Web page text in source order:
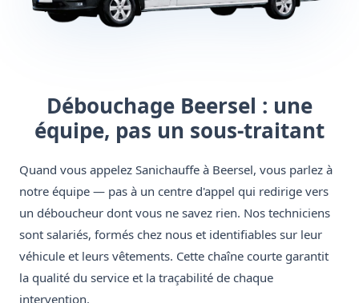
Débouchage Beersel : une
équipe, pas un sous-traitant
Quand vous appelez Sanichauffe à Beersel, vous parlez à
notre équipe — pas à un centre d'appel qui redirige vers
un déboucheur dont vous ne savez rien. Nos techniciens
sont salariés, formés chez nous et identifiables sur leur
véhicule et leurs vêtements. Cette chaîne courte garantit
la qualité du service et la traçabilité de chaque
intervention.